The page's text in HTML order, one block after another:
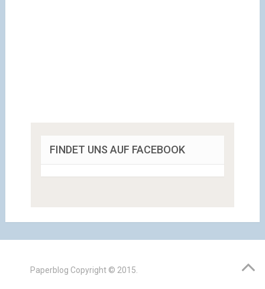
FINDET UNS AUF FACEBOOK
Paperblog Copyright © 2015.